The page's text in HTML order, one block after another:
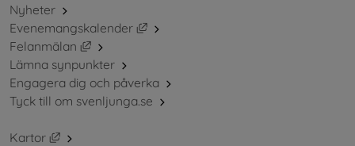
Nyheter
Evenemangskalender
Länk till annan webbplats, öppnas i
Felanmälan
Länk till annan webbplats, öppnas i nytt fönster.
Lämna synpunkter
Engagera dig och påverka
Tyck till om svenljunga.se
Kartor
Länk till annan webbplats, öppnas i nytt fönster.